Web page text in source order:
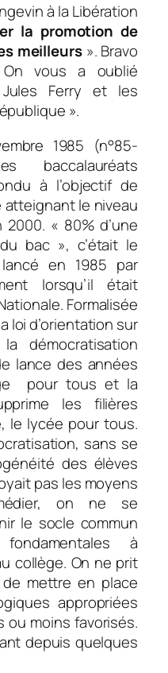
à la Libération
la promotion de
meilleurs». Bravo
vous a oublié
Ferry et les
».
1985 (n°85-
à l’objectif de
atteignant le niveau
2000. « 80% d’une
bac », c’était le
en 1985 par
lorsqu’il était
Formalisée
loi d’orientation sur
démocratisation
lance des années
pour tous et la
les filières
le lycée pour tous.
sans se
des élèves
pas les moyens
on ne se
le socle commun
à
collège. On ne prit
mettre en place
appropriées
ou moins favorisés.
depuis quelques